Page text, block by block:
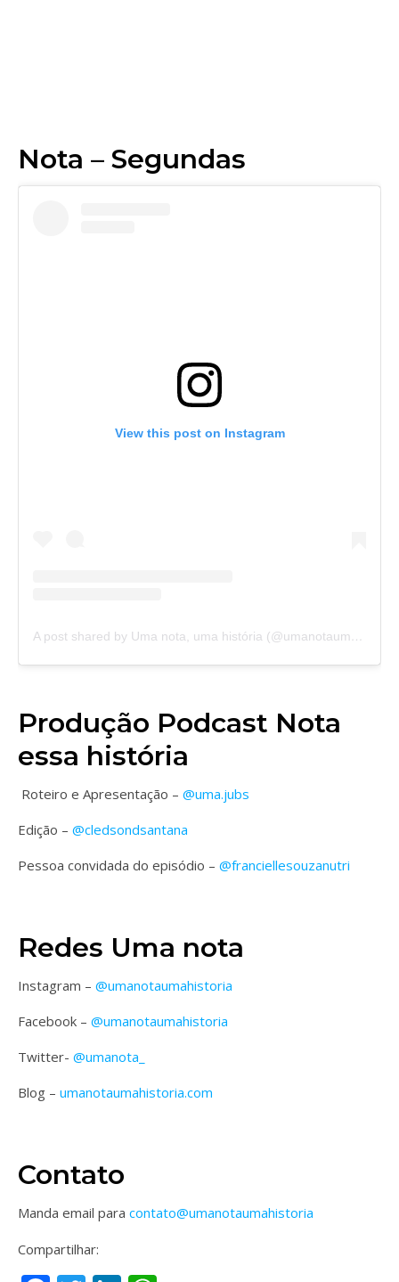
Nota – Segundas
View this post on Instagram
A post shared by Uma nota, uma história (@umanotaumahistoria)
Produção Podcast Nota
essa história
Roteiro e Apresentação – @uma.jubs
Edição – @cledsondsantana
Pessoa convidada do episódio – @franciellesouzanutri
Redes Uma nota
Instagram – @umanotaumahistoria
Facebook – @umanotaumahistoria
Twitter- @umanota_
Blog – umanotaumahistoria.com
Contato
Manda email para contato@umanotaumahistoria
Compartilhar: